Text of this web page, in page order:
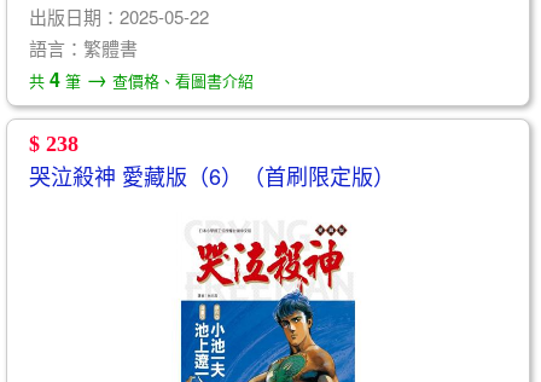
出版日期：2025-05-22
語言：繁體書
共 4 筆 → 查價格、看圖書介紹
$ 238
哭泣殺神 愛藏版（6）（首刷限定版）